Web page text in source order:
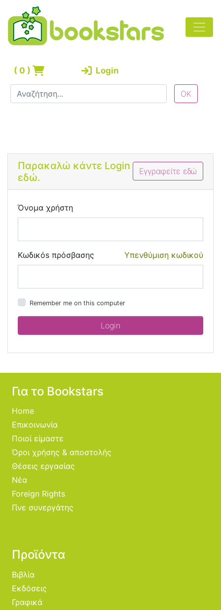
( 0 ) Login
Εγγραφείτε εδώ
Παρακαλώ κάντε Login
εδώ.
Όνομα χρήστη
Υπενθύμιση κωδικού
Κωδικόs πρόσβασης
Remember me on this computer
Για το Bookstars
Home
Επικοινωνία
Ποιοί είμαστε
Όροι χρήσης & αποστολής
Θέσεις εργασίας
Νέα
Foreign Rights
Γίνε συνεργάτης
Προϊόντα
Βιβλία
Εκδόσεις
Γραφικά